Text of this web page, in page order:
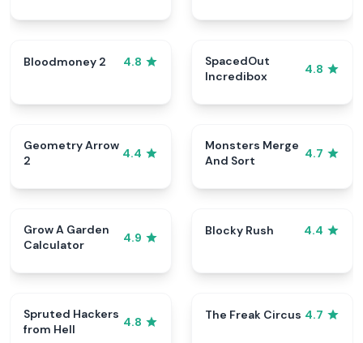
Bloodmoney 2 4.8
SpacedOut
Incredibox
4.8
Geometry Arrow
2
4.4
Monsters Merge
And Sort
4.7
Grow A Garden
Calculator
4.9
Blocky Rush 4.4
Spruted Hackers
from Hell
4.8
The Freak Circus 4.7